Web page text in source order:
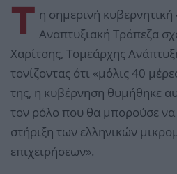
Τ η σημερινή κυβερνητική
Αναπτυξιακή Τράπεζα
Χαρίτσης, Τομεάρχης
τονίζοντας ότι «μόλις 40
της, η κυβέρνηση θυμήθηκε
τον ρόλο που θα μπορούσε να
στήριξη των ελληνικών
επιχειρήσεων».